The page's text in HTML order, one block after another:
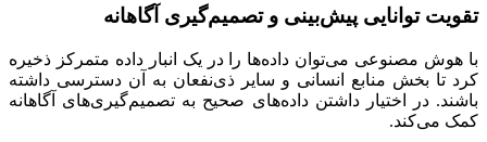
تقویت توانایی پیش‌بینی و تصمیم‌گیری آگاهانه
با هوش مصنوعی می‌توان داده‌ها را در یک انبار داده متمرکز ذخیره
کرد تا بخش منابع انسانی و سایر ذی‌نفعان به آن دسترسی داشته
باشند. در اختیار داشتن داده‌های صحیح به تصمیم‌گیری‌های آگاهانه
کمک می‌کند.